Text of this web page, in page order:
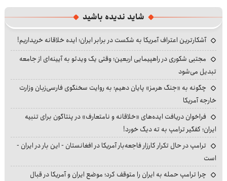
شاید ندیده باشید
آشکارترین اعتراف آمریکا به شکست در برابر ایران؛ ایده خلاقانه خریداریم!
مجتبی شکوری در راهپیمایی اربعین؛ وقتی یک ویدئو به آیینه‌ای از جامعه
تبدیل می‌شود
چگونه به «جنگ هرمز» پایان دهیم؛ به روایت سخنگوی فارسی‌زبان وزارت
خارجه آمریکا
فراخوان دریافت ایده‌های «خلاقانه و نامتعارف» در پنتاگون برای تنبیه
ایران؛ کفگیر ترامپ به ته دیگ خورد!
ترامپ در حال تکرار کارزار فاجعه‌بار آمریکا در افغانستان - این بار در ایران -
است
چرا ترامپ حمله به ایران را متوقف کرد؛ موضع ایران و آمریکا در قبال